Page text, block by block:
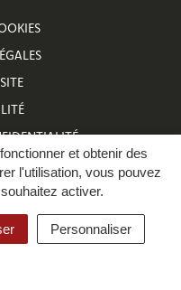
et obtenir des
l'utilisation, vous pouvez
activer.
Personnaliser